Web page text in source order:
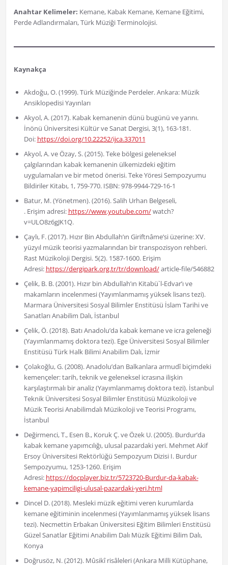
Anahtar Kelimeler: Kemane, Kabak Kemane, Kemane Eğitimi,
Perde Adlandırmaları, Türk Müziği Terminolojisi.
Kaynakça
Akdoğu, O. (1999). Türk Müziğinde Perdeler. Ankara: Müzik
Ansiklopedisi Yayınları
Akyol, A. (2017). Kabak kemanenin dünü bugünü ve yarını.
İnönü Üniversitesi Kültür ve Sanat Dergisi, 3(1), 163-181.
Doi: https://doi.org/10.22252/ijca.337011
Akyol, A. ve Özay, S. (2015). Teke bölgesi geleneksel
çalgılarından kabak kemanenin ülkemizdeki eğitim
uygulamaları ve bir metod önerisi. Teke Yöresi Sempozyumu
Bildiriler Kitabı, 1, 759-770. ISBN: 978-9944-729-16-1
Batur, M. (Yönetmen). (2016). Salih Urhan Belgeseli,
. Erişim adresi: https://www.youtube.com/watch?
v=ULO8z6gJK1Q.
Çaylı, F. (2017). Hızır Bin Abdullah’ın Giriftnâme’si üzerine: XV.
yüzyıl müzik teorisi yazmalarından bir transpozisyon rehberi.
Rast Müzikoloji Dergisi. 5(2). 1587-1600. Erişim
Adresi: https://dergipark.org.tr/tr/download/article-file/546882
Çelik, B. B. (2001). Hızır bin Abdullah’ın Kitabü`l-Edvar’ı ve
makamların incelenmesi (Yayımlanmamış yüksek lisans tezi).
Marmara Üniversitesi Sosyal Bilimler Enstitüsü İslam Tarihi ve
Sanatları Anabilim Dalı, İstanbul
Çelik, Ö. (2018). Batı Anadolu’da kabak kemane ve icra geleneği
(Yayımlanmamış doktora tezi). Ege Üniversitesi Sosyal Bilimler
Enstitüsü Türk Halk Bilimi Anabilim Dalı, İzmir
Çolakoğlu, G. (2008). Anadolu’dan Balkanlara armudî biçimdeki
kemençeler: tarih, teknik ve geleneksel icrasına ilişkin
karşılaştırmalı bir analiz (Yayımlanmamış doktora tezi). İstanbul
Teknik Üniversitesi Sosyal Bilimler Enstitüsü Müzikoloji ve
Müzik Teorisi Anabilimdalı Müzikoloji ve Teorisi Programı,
İstanbul
Değirmenci, T., Esen B., Koruk Ç. ve Özek U. (2005). Burdur’da
kabak kemane yapımcılığı, ulusal pazardaki yeri. Mehmet Akif
Ersoy Üniversitesi Rektörlüğü Sempozyum Dizisi I. Burdur
Sempozyumu, 1253-1260. Erişim
Adresi: https://docplayer.biz.tr/5723720-Burdur-da-kabak-
kemane-yapimciligi-ulusal-pazardaki-yeri.html
Dincel D. (2018). Mesleki müzik eğitimi veren kurumlarda
kemane eğitiminin incelenmesi (Yayımlanmamış yüksek lisans
tezi). Necmettin Erbakan Üniversitesi Eğitim Bilimleri Enstitüsü
Güzel Sanatlar Eğitimi Anabilim Dalı Müzik Eğitimi Bilim Dalı,
Konya
Doğrusöz, N. (2012). Mûsikî risâleleri (Ankara Milli Kütüphane,